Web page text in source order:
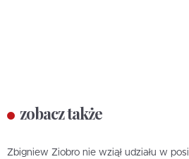
zobacz także
Zbigniew Ziobro nie wziął udziału w